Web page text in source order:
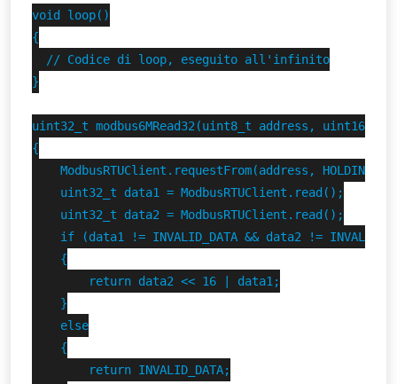
void loop()
{
  // Codice di loop, eseguito all'infinito
}
uint32_t modbus6MRead32(uint8_t address, uint16_t
{
ModbusRTUClient.requestFrom(address,
    uint32_t data1 = ModbusRTUClient.read();
    uint32_t data2 = ModbusRTUClient.read();
if (data1 != INVALID_DATA && data2 !=
    {
        return data2 << 16 | data1;
    }
    else
    {
        return INVALID_DATA;